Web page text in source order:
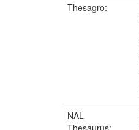
Thesagro:
NAL
Thesaurus: